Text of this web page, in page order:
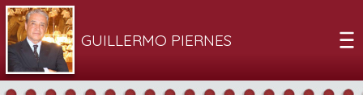
GUILLERMO PIERNES